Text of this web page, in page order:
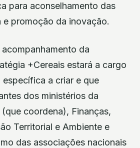
para aconselhamento das
promoção da inovação.
da
+Cereais estará a cargo
específica a criar e que
dos ministérios da
coordena), Finanças,
Territorial e Ambiente e
das associações nacionais